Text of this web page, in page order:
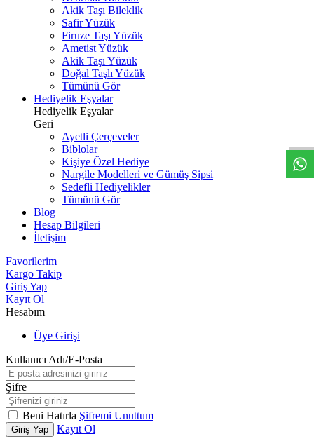
Akik Taşı Bileklik
Safir Yüzük
Firuze Taşı Yüzük
Ametist Yüzük
Akik Taşı Yüzük
Doğal Taşlı Yüzük
Tümünü Gör
Hediyelik Eşyalar
Hediyelik Eşyalar
Geri
Ayetli Çerçeveler
Biblolar
Kişiye Özel Hediye
Nargile Modelleri ve Gümüş Sipsi
Sedefli Hediyelikler
Tümünü Gör
Blog
Hesap Bilgileri
İletişim
Favorilerim
Kargo Takip
Giriş Yap
Kayıt Ol
Hesabım
Üye Girişi
Kullanıcı Adı/E-Posta
Şifre
Beni Hatırla Şifremi Unuttum
Giriş Yap Kayıt Ol